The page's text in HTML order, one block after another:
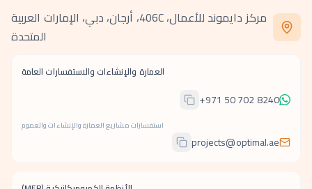
مركز دايموند للأعمال، 406C، أرجان، دبي، الإمارات العربية
المتحدة
العمارة والإنشاءات والاستفسارات العامة
+971 50 702 8240
استفسارات مشاريع العمارة والإنشاءات والعموم
projects@optimal.ae